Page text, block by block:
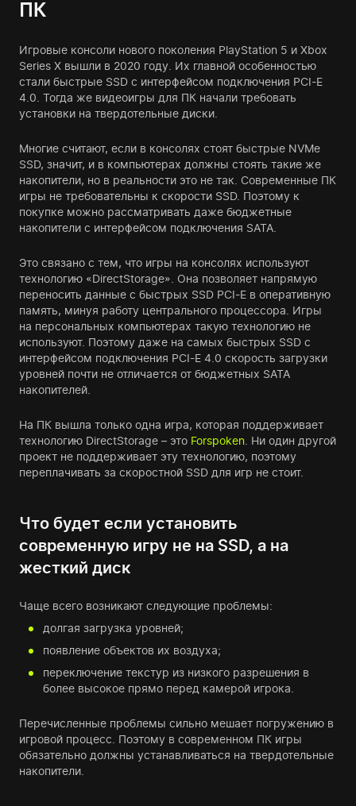
ПК
Игровые консоли нового поколения PlayStation 5 и Xbox
Series X вышли в 2020 году. Их главной особенностью
стали быстрые SSD с интерфейсом подключения PCI-E
4.0. Тогда же видеоигры для ПК начали требовать
установки на твердотельные диски.
Многие считают, если в консолях стоят быстрые NVMe
SSD, значит, и в компьютерах должны стоять такие же
накопители, но в реальности это не так. Современные ПК
игры не требовательны к скорости SSD. Поэтому к
покупке можно рассматривать даже бюджетные
накопители с интерфейсом подключения SATA.
Это связано с тем, что игры на консолях используют
технологию «DirectStorage». Она позволяет напрямую
переносить данные с быстрых SSD PCI-E в оперативную
память, минуя работу центрального процессора. Игры
на персональных компьютерах такую технологию не
используют. Поэтому даже на самых быстрых SSD с
интерфейсом подключения PCI-E 4.0 скорость загрузки
уровней почти не отличается от бюджетных SATA
накопителей.
На ПК вышла только одна игра, которая поддерживает
технологию DirectStorage – это Forspoken . Ни один другой
проект не поддерживает эту технологию, поэтому
переплачивать за скоростной SSD для игр не стоит.
Что будет если установить
современную игру не на SSD, а на
жесткий диск
Чаще всего возникают следующие проблемы:
долгая загрузка уровней;
появление объектов их воздуха;
переключение текстур из низкого разрешения в
более высокое прямо перед камерой игрока.
Перечисленные проблемы сильно мешает погружению в
игровой процесс. Поэтому в современном ПК игры
обязательно должны устанавливаться на твердотельные
накопители.